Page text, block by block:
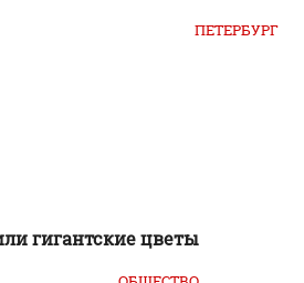
ПЕТЕРБУРГ
гигантские цветы